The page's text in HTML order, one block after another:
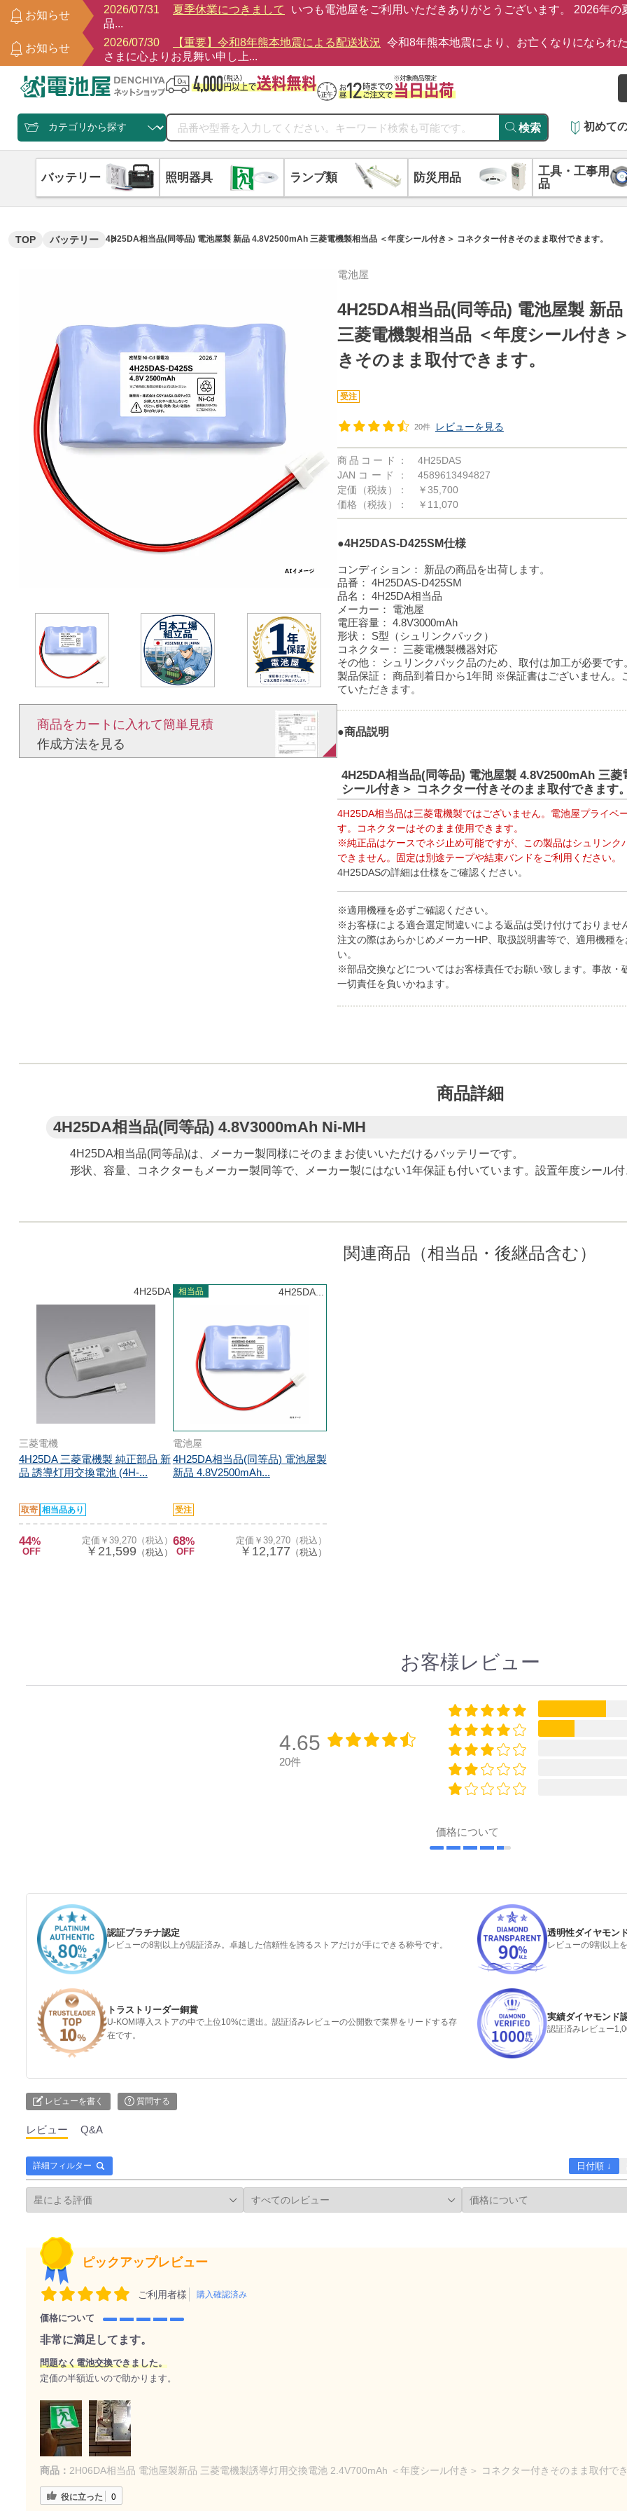
お知らせ
2026/07/31 夏季休業につきまして
いつも電池屋をご利用いただきありがとうございます。 2026年
品...
お知らせ
2026/07/30 【重要】令和8年熊本地震による配送状況 令和8年熊本地震により、お亡くなりになられ
さまに心よりお見舞い申し上...
検索 初めて
バッテリー 照明器具 ランプ類 防災用品
工具・工事用
品
TOP バッテリー 4H25DA相当品(同等品) 電池屋製 新品 4.8V2500mAh 三菱電機製相当品 ＜年度シール付き＞ コネクター付きそのまま取付できます。
商品をカートに入れて簡単見積​
作成方法を見る​​
電池屋
4H25DA相当品(同等品) 電池屋製 新
三菱電機製相当品 ＜年度シール付き
きそのまま取付できます。
受注
20件 レビューを見る
商品コード：
4H25DAS
JANコード：
4589613494827
定価（税抜）：
￥35,700
価格（税抜）：
￥11,070
●4H25DAS-D425SM仕様
コンディション：
新品の商品を出荷します。
品番： 4H25DAS-D425SM
品名： 4H25DA相当品
メーカー：
電池屋
電圧容量： 4.8V3000mAh
形状：
S型（シュリンクパック）
コネクター：
三菱電機製機器対応
その他：
シュリンクパック品のため、取付は加工が必要です
製品保証： 商品到着日から1年間 ※保証書はございません。
ていただきます。
●商品説明
4H25DA相当品(同等品) 電池屋製 4.8V2500mAh 三菱
シール付き＞ コネクター付きそのまま取付できます。
4H25DA相当品は三菱電機製ではございません。電池屋プライベ
す。コネクターはそのまま使用できます。
※純正品はケースでネジ止め可能ですが、この製品はシュリンク
できません。固定は別途テープや結束バンドをご利用ください。
4H25DASの詳細は仕様をご確認ください。
※適用機種を必ずご確認ください。
※お客様による適合選定間違いによる返品は受け付けておりませ
注文の際はあらかじめメーカーHP、取扱説明書等で、適用機種
い。
※部品交換などについてはお客様責任でお願い致します。事故・
一切責任を負いかねます。
商品詳細
4H25DA相当品(同等品) 4.8V3000mAh Ni-MH
4H25DA相当品(同等品)は、メーカー製同様にそのままお使いいただけるバッテリーです。
形状、容量、コネクターもメーカー製同等で、メーカー製にはない1年保証も付いています。設置年度シール付
関連商品（相当品・後継品含む）
4H25DA
三菱電機
4H25DA 三菱電機製 純正部品 新
品 誘導灯用交換電池 (4H-...
取寄 相当品あり
44%
OFF
定価￥39,270（税込）
￥21,599 （税込）
相当品 4H25DA...
電池屋
4H25DA相当品(同等品) 電池屋製
新品 4.8V2500mAh...
受注
68%
OFF
定価￥39,270（税込）
￥12,177 （税込）
お客様レビュー
4.65
20件
価格について
認証プラチナ認定
レビューの8割以上が認証済み。卓越した信頼性を誇るストアだけが手にできる称号です。
透明性ダイヤモン
レビューの9割以上
トラストリーダー銅賞
U-KOMI導入ストアの中で上位10%に選出。認証済みレビューの公開数で業界をリードする存
在です。
実績ダイヤモンド
認証済みレビュー
レビューを書く 質問する
レビュー Q&A
詳細フィルター 日付順 ↓
ピックアップレビュー
ご利用者様 購入確認済み
価格について
非常に満足してます。
問題なく電池交換できました。
定価の半額近いので助かります。
商品： 2H06DA相当品 電池屋製新品 三菱電機製誘導灯用交換電池 2.4V700mAh ＜年度シール付き＞ コネクター付きそのまま取付で
役に立った 0